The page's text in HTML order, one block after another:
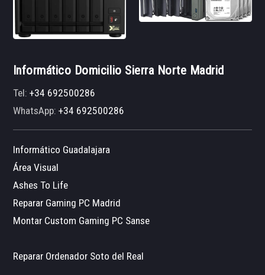
Informático Domicilio Sierra Norte Madrid
Tel:+34 692500286
WhatsApp:+34 692500286
Informático Guadalajara
Área Visual
Ashes To Life
Reparar Gaming PC Madrid
Montar Custom Gaming PC Sanse
Reparar Ordenador Soto del Real